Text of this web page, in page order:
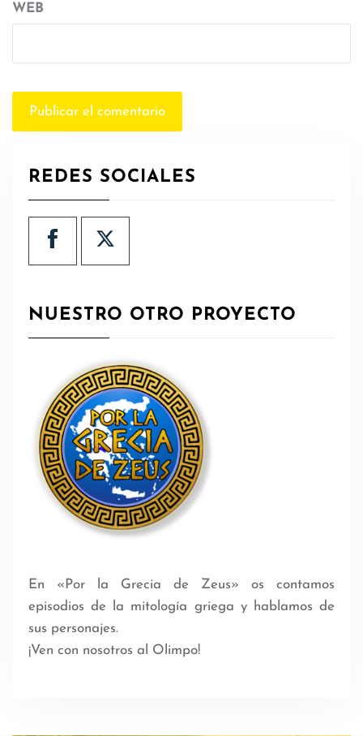
WEB
REDES SOCIALES
NUESTRO OTRO PROYECTO
En «Por la Grecia de Zeus» os contamos
episodios de la mitología griega y hablamos de
sus personajes.
¡Ven con nosotros al Olimpo!